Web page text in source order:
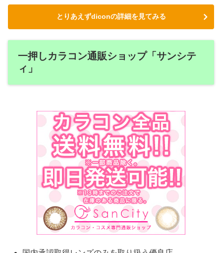
とりあえずdiconの詳細を見てみる
一押しカラコン通販ショップ「サンシテ
ィ」